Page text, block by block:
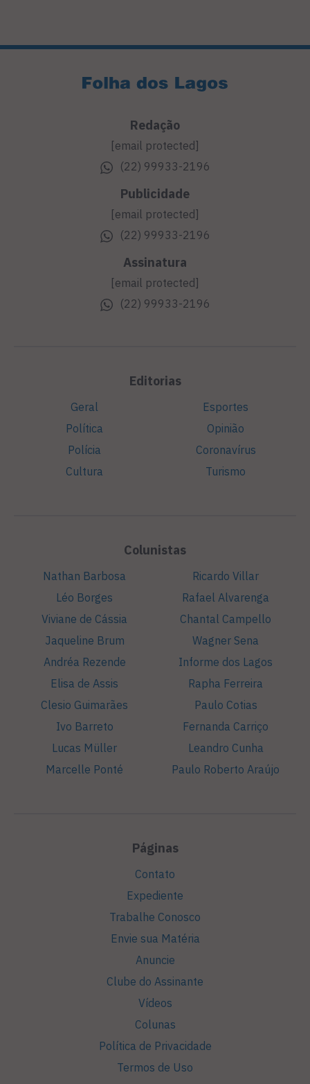
Redação
[email protected]
(22) 99933-2196
Publicidade
[email protected]
(22) 99933-2196
Assinatura
[email protected]
(22) 99933-2196
Editorias
Geral
Política
Polícia
Cultura
Esportes
Opinião
Coronavírus
Turismo
Colunistas
Nathan Barbosa
Léo Borges
Viviane de Cássia
Jaqueline Brum
Andréa Rezende
Elisa de Assis
Clesio Guimarães
Ivo Barreto
Lucas Müller
Marcelle Ponté
Ricardo Villar
Rafael Alvarenga
Chantal Campello
Wagner Sena
Informe dos Lagos
Rapha Ferreira
Paulo Cotias
Fernanda Carriço
Leandro Cunha
Paulo Roberto Araújo
Páginas
Contato
Expediente
Trabalhe Conosco
Envie sua Matéria
Anuncie
Clube do Assinante
Vídeos
Colunas
Política de Privacidade
Termos de Uso